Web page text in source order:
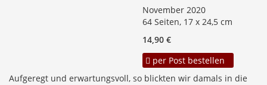
November 2020
64 Seiten, 17 x 24,5 cm
14,90 €
per Post bestellen
Aufgeregt und erwartungsvoll, so blickten wir damals in die